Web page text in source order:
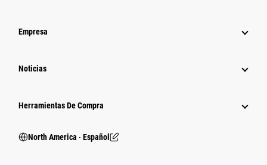
Empresa
Noticias
Herramientas De Compra
North America ‧ Español